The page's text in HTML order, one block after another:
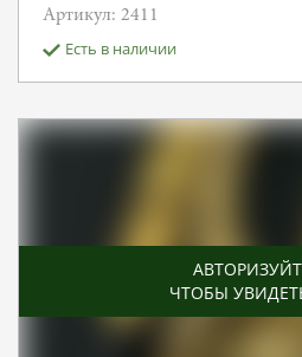
Артикул: 2411
Есть в наличии
ЧТОБЫ